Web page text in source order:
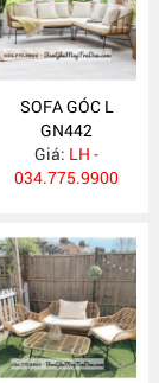
SOFA GÓC L
GN442
Giá: LH -
034.775.9900